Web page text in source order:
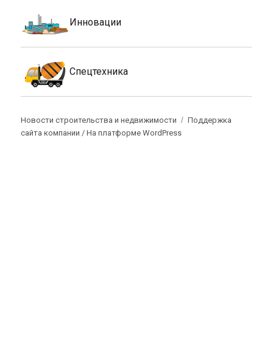
Инновации
Спецтехника
Новости строительства и недвижимости
Поддержка
сайта компании /На платформе WordPress